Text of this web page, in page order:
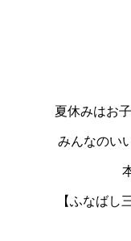
夏休みはお
みんなのい
【ふなばし